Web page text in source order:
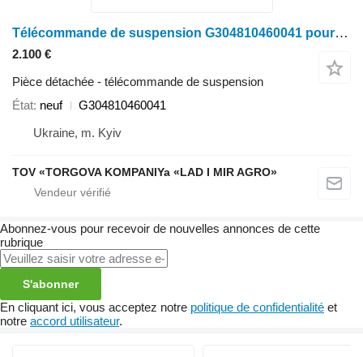
Télécommande de suspension G304810460041 pour tracteur à roues Fendt
2.100 €
Pièce détachée - télécommande de suspension
État neuf
G304810460041
Ukraine, m. Kyiv
TOV «TORGOVA KOMPANIYa «LAD I MIR AGRO»
Abonnez-vous pour recevoir de nouvelles annonces de cette
rubrique
S'abonner
En cliquant ici, vous acceptez notre politique de confidentialité et
notre accord utilisateur.